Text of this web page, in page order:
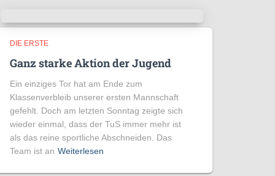
DIE ERSTE
Ganz starke Aktion der Jugend
Ein einziges Tor hat am Ende zum
Klassenverbleib unserer ersten Mannschaft
gefehlt. Doch am letzten Sonntag zeigte sich
wieder einmal, dass der TuS immer mehr ist
als das reine sportliche Abschneiden. Das
Team ist an Weiterlesen